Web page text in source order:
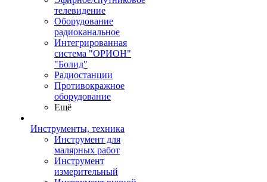
телевидение
Оборудование
радиоканальное
Интегрированная
система "ОРИОН"
"Болид"
Радиостанции
Противокражное
оборудование
Ещё
Инструменты, техника
Инструмент для
малярных работ
Инструмент
измерительный